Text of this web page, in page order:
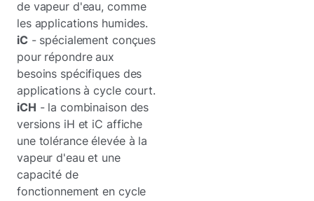
de vapeur d'eau, comme
les applications humides.
iC- spécialement conçues
pour répondre aux
besoins spécifiques des
applications à cycle court.
iCH - la combinaison des
versions iH et iC affiche
une tolérance élevée à la
vapeur d'eau et une
capacité de
fonctionnement en cycle